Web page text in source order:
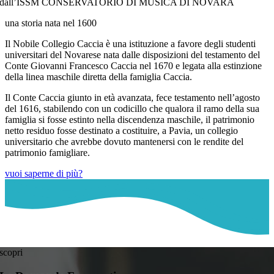
una storia nata nel 1600
Il Nobile Collegio Caccia è una istituzione a favore degli studenti
universitari del Novarese nata dalle disposizioni del testamento del
Conte Giovanni Francesco Caccia nel 1670 e legata alla estinzione
della linea maschile diretta della famiglia Caccia.
Il Conte Caccia giunto in età avanzata, fece testamento nell’agosto
del 1616, stabilendo con un codicillo che qualora il ramo della sua
famiglia si fosse estinto nella discendenza maschile, il patrimonio
netto residuo fosse destinato a costituire, a Pavia, un collegio
universitario che avrebbe dovuto mantenersi con le rendite del
patrimonio famigliare.
vuoi saperne di più?
scopri